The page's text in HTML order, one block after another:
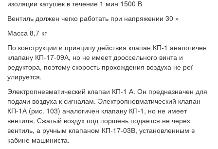
изоляции катушек в течение 1 мин 1500 В
Вентиль должен чегко работать при напряжении 30 »
Масса 8,7 кг
По конструкции и принципу действия клапан КП-1 аналогичен
клапану КП-17-09А, но не имеет дроссельного винта и
редуктора, поэтому скорость прохождения воздуха не реї
улируется.
Электропневматический клапаи КП-1 А. Он предназначен для
подачи воздуха к сигналам. Электропневматический клапан
КП-1А (рис. 103) аналогичен клапану КП-1, но не имеет
вентиля. Сжатый воздух под поршень подается не через
вентиль, а ручным клапаном КП-17-03В, установленным в
кабине машиниста.